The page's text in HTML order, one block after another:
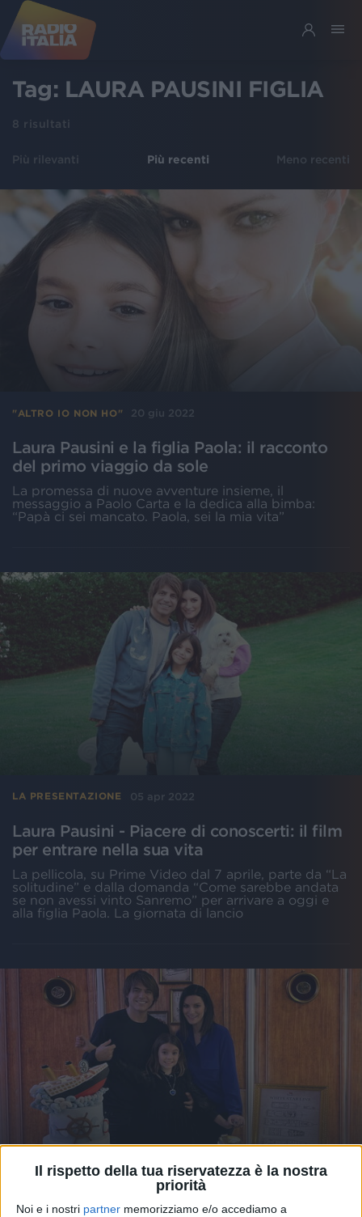
Il rispetto della tua riservatezza è la nostra
priorità
Noi e i nostri partner memorizziamo e/o accediamo a
Tag: LAURA PAUSINI FIGLIA
8 risultati
Più rilevanti Più recenti Meno recenti
"ALTRO IO NON HO" 20 giu 2022
Laura Pausini e la figlia Paola: il racconto
del primo viaggio da sole
La promessa di nuove avventure insieme, il
messaggio a Paolo Carta e la dedica alla bimba:
“Papà ci sei mancato. Paola, sei la mia vita”
LA PRESENTAZIONE 05 apr 2022
Laura Pausini - Piacere di conoscerti: il film
per entrare nella sua vita
La pellicola, su Prime Video dal 7 aprile, parte da “La
solitudine” e dalla domanda “Come sarebbe andata
se non avessi vinto Sanremo” per arrivare a oggi e
alla figlia Paola. La giornata di lancio
08 feb 2022